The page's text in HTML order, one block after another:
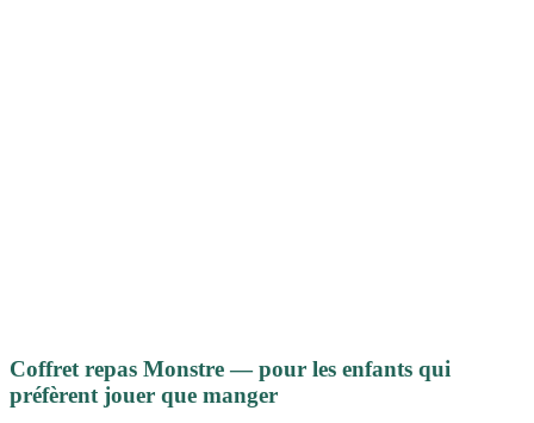
Coffret repas Monstre — pour les enfants qui
préfèrent jouer que manger